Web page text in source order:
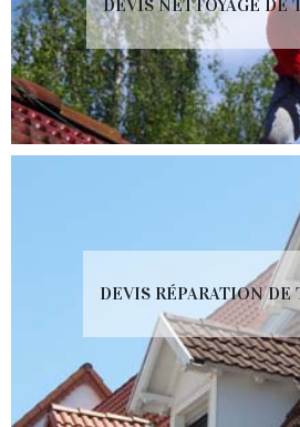
DEVIS NETTOYAGE DE
DEVIS RÉPARATION DE